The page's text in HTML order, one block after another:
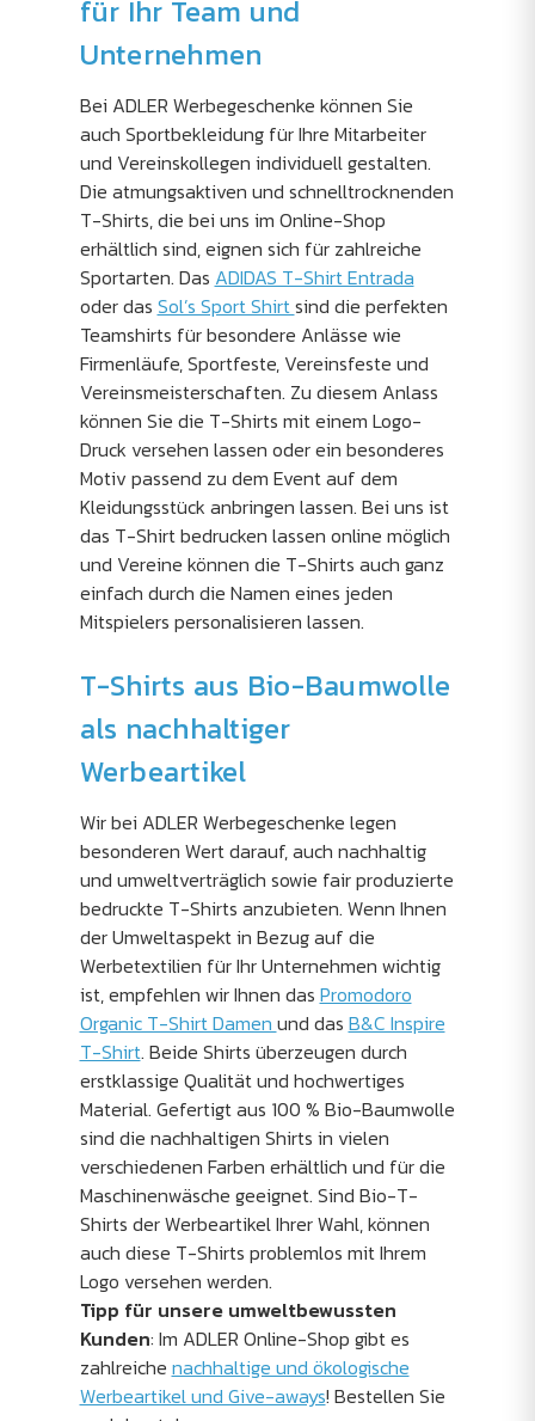
für Ihr Team und
Unternehmen
Bei ADLER Werbegeschenke können Sie
auch Sportbekleidung für Ihre Mitarbeiter
und Vereinskollegen individuell gestalten.
Die atmungsaktiven und schnelltrocknenden
T-Shirts, die bei uns im Online-Shop
erhältlich sind, eignen sich für zahlreiche
Sportarten. Das ADIDAS T-Shirt Entrada
oder das Sol’s Sport Shirtsind die perfekten
Teamshirts für besondere Anlässe wie
Firmenläufe, Sportfeste, Vereinsfeste und
Vereinsmeisterschaften. Zu diesem Anlass
können Sie die T-Shirts mit einem Logo-
Druck versehen lassen oder ein besonderes
Motiv passend zu dem Event auf dem
Kleidungsstück anbringen lassen. Bei uns ist
das T-Shirt bedrucken lassen online möglich
und Vereine können die T-Shirts auch ganz
einfach durch die Namen eines jeden
Mitspielers personalisieren lassen.
T-Shirts aus Bio-Baumwolle
als nachhaltiger
Werbeartikel
Wir bei ADLER Werbegeschenke legen
besonderen Wert darauf, auch nachhaltig
und umweltverträglich sowie fair produzierte
bedruckte T-Shirts anzubieten. Wenn Ihnen
der Umweltaspekt in Bezug auf die
Werbetextilien für Ihr Unternehmen wichtig
ist, empfehlen wir Ihnen das Promodoro
Organic T-Shirt Damen und das B&C Inspire
T-Shirt. Beide Shirts überzeugen durch
erstklassige Qualität und hochwertiges
Material. Gefertigt aus 100 % Bio-Baumwolle
sind die nachhaltigen Shirts in vielen
verschiedenen Farben erhältlich und für die
Maschinenwäsche geeignet. Sind Bio-T-
Shirts der Werbeartikel Ihrer Wahl, können
auch diese T-Shirts problemlos mit Ihrem
Logo versehen werden.
Tipp für unsere umweltbewussten
Kunden: Im ADLER Online-Shop gibt es
zahlreiche nachhaltige und ökologische
Werbeartikel und Give-aways! Bestellen Sie